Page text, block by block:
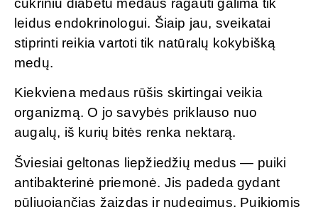
cukriniu diabetu medaus ragauti galima tik
leidus endokrinologui. Šiaip jau, sveikatai
stiprinti reikia vartoti tik natūralų kokybišką
medų.
Kiekviena medaus rūšis skirtingai veikia
organizmą. O jo savybės priklauso nuo
augalų, iš kurių bitės renka nektarą.
Šviesiai geltonas liepžiedžių medus — puiki
antibakterinė priemonė. Jis padeda gydant
pūliuojančias žaizdas ir nudegimus. Puikiomis